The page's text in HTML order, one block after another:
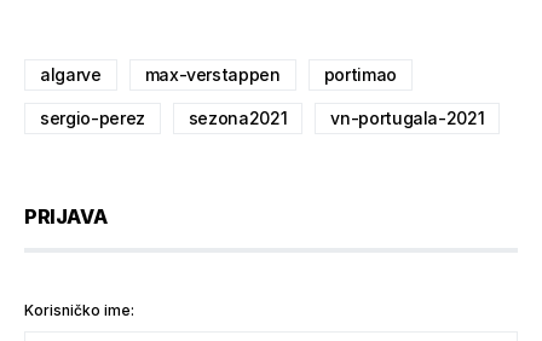
algarve max-verstappen portimao
sergio-perez sezona2021 vn-portugala-2021
PRIJAVA
Korisničko ime: